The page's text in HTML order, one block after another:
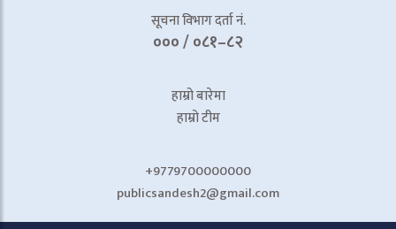
सूचना विभाग दर्ता नं.
००० / ०८१–८२
हाम्रो बारेमा
हाम्रो टीम
+9779700000000
publicsandesh2@gmail.com